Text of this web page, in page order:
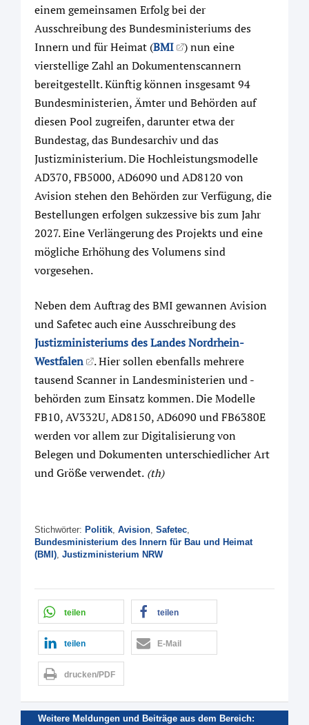
einem gemeinsamen Erfolg bei der
Ausschreibung des Bundesministeriums des
Innern und für Heimat (BMI
) nun eine
vierstellige Zahl an Dokumentenscannern
bereitgestellt. Künftig können insgesamt 94
Bundesministerien, Ämter und Behörden auf
diesen Pool zugreifen, darunter etwa der
Bundestag, das Bundesarchiv und das
Justizministerium. Die Hochleistungsmodelle
AD370, FB5000, AD6090 und AD8120 von
Avision stehen den Behörden zur Verfügung, die
Bestellungen erfolgen sukzessive bis zum Jahr
2027. Eine Verlängerung des Projekts und eine
mögliche Erhöhung des Volumens sind
vorgesehen.
Neben dem Auftrag des BMI gewannen Avision
und Safetec auch eine Ausschreibung des
Justizministeriums des Landes Nordrhein-
Westfalen
. Hier sollen ebenfalls mehrere
tausend Scanner in Landesministerien und -
behörden zum Einsatz kommen. Die Modelle
FB10, AV332U, AD8150, AD6090 und FB6380E
werden vor allem zur Digitalisierung von
Belegen und Dokumenten unterschiedlicher Art
und Größe verwendet. (th)
Stichwörter: Politik, Avision, Safetec,
Bundesministerium des Innern für Bau und Heimat
(BMI), Justizministerium NRW
teilen teilen
teilen E-Mail
drucken/PDF
Weitere Meldungen und Beiträge aus dem Bereich: